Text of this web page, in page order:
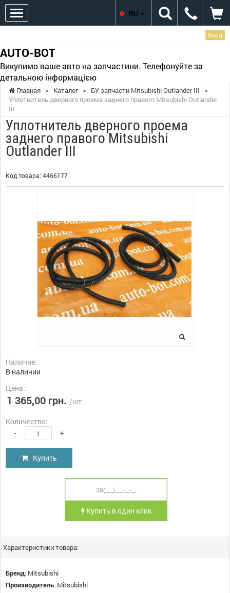
Вход
AUTO-BOT
Викупимо ваше авто на запчастини. Телефонуйте за
детальною інформацією
RU
Главная > Каталог > БУ запчасти Mitsubishi Outlander III
>
Уплотнитель дверного проема заднего правого Mitsubishi Outlander
III
Уплотнитель дверного проема
заднего правого Mitsubishi
Outlander III
Код товара: 4466177
Наличие:
В наличии
Цена :
1 365,00 грн. /шт
Количество:
- +
Купить
Купить в один клик
Характеристики товара:
Бренд: Mitsubishi
Производитель: Mitsubishi